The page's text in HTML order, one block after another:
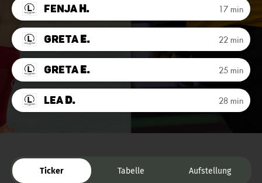
FenjaH. 17 min
GretaE. 22 min
GretaE. 25 min
LeaD. 28 min
Ticker Tabelle Aufstellung